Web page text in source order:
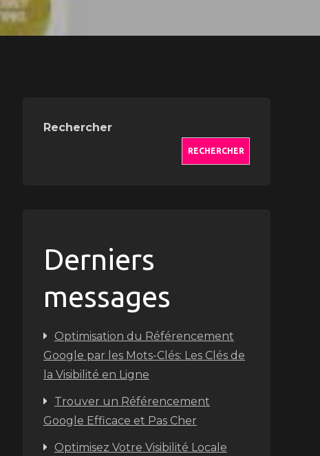
Rechercher
RECHERCHER
Derniers
messages
Optimisation du Référencement
Google par les Mots-Clés: Les Clés de
la Visibilité en Ligne
Trouver un Référencement
Google Efficace et Pas Cher
Optimisez Votre Visibilité Locale